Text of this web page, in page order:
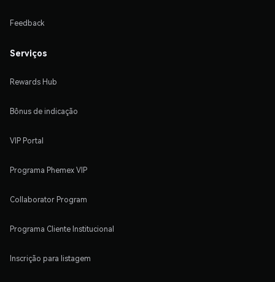
Feedback
Serviços
Rewards Hub
Bônus de indicação
VIP Portal
Programa Phemex VIP
Collaborator Program
Programa Cliente Institucional
Inscrição para listagem